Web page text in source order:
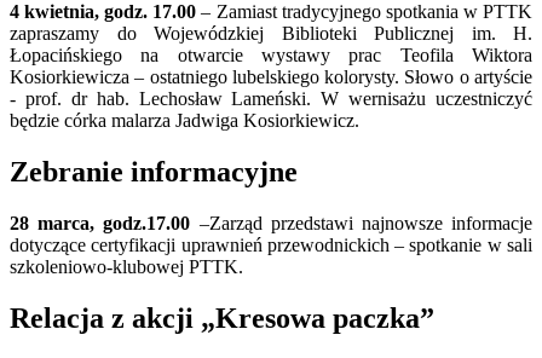
4 kwietnia, godz. 17.00 – Zamiast tradycyjnego spotkania w PTTK
zapraszamy do Wojewódzkiej Biblioteki Publicznej im. H.
Łopacińskiego na otwarcie wystawy prac Teofila Wiktora
Kosiorkiewicza – ostatniego lubelskiego kolorysty. Słowo o artyście
- prof. dr hab. Lechosław Lameński. W wernisażu uczestniczyć
będzie córka malarza Jadwiga Kosiorkiewicz.
Zebranie informacyjne
28 marca, godz.17.00 –Zarząd przedstawi najnowsze informacje
dotyczące certyfikacji uprawnień przewodnickich – spotkanie w sali
szkoleniowo-klubowej PTTK.
Relacja z akcji „Kresowa paczka”